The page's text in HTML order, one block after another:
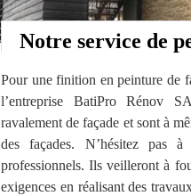
Notre service de
Pour une finition en peinture de
l’entreprise BatiPro Rénov
ravalement de façade et sont à
des façades. N’hésitez pas
professionnels. Ils veilleront à
exigences en réalisant des